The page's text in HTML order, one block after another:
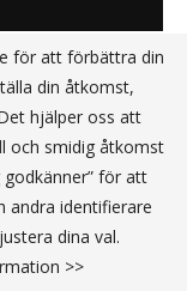
för att förbättra din
din åtkomst,
hjälper oss att
och smidig åtkomst
godkänner” för att
andra identifierare
dina val.
>>